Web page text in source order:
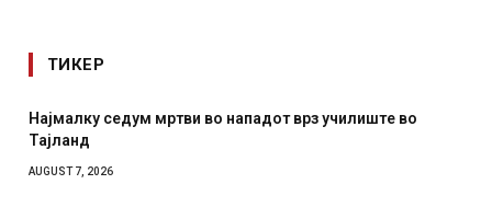
ТИКЕР
во нападот врз училиште во
СОЗИС: Украинците